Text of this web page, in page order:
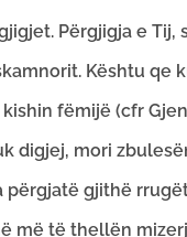
Përgjigja e
Kështu qe
fëmijë (cfr
digjej, mori
përgjatë gjithë
më të thellën